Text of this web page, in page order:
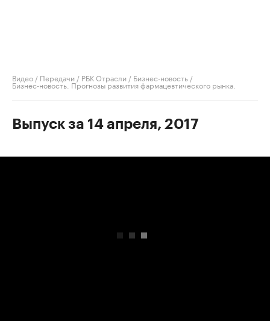
Видео / Передачи / РБК Отрасли / Бизнес-новость /
Бизнес-новость. Прогнозы развития фармацевтического рынка.
Выпуск за 14 апреля, 2017